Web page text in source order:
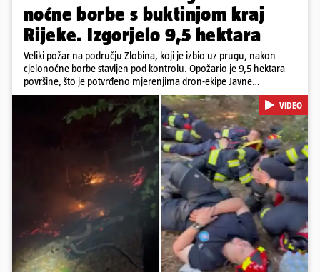
noćne borbe s buktinjom kraj
Rijeke. Izgorjelo 9,5 hektara
Veliki požar na području Zlobina, koji je izbio uz prugu, nakon
cjelonoćne borbe stavljen pod kontrolu. Opožario je 9,5 hektara
površine, što je potvrđeno mjerenjima dron-ekipe Javne
vatrogasne postrojbe grada Rijeke. Vatru je gasilo 55 ljudi sa 17
vozila te više DVD-ova i JVP Rijeka. Situacija je i dalje ozbiljna zbog
jakog vjetra koji povećava opasnost od razbuktavanja. Zato ostaju i
Pokretanje videa...
VIDEO